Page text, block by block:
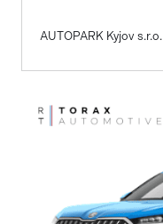
alu kola
AUTOPARK Kyjov s.r.o.